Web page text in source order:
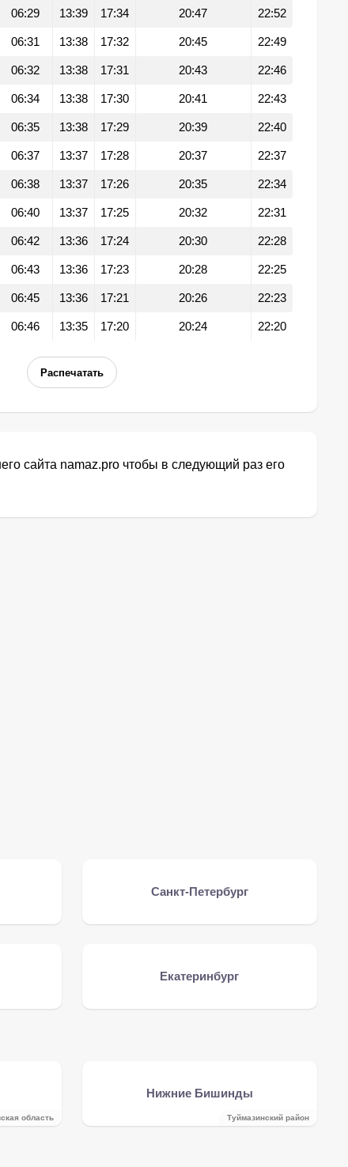
06:29 13:39 17:34 20:47 22:52
06:31 13:38 17:32 20:45 22:49
06:32 13:38 17:31 20:43 22:46
06:34 13:38 17:30 20:41 22:43
06:35 13:38 17:29 20:39 22:40
06:37 13:37 17:28 20:37 22:37
06:38 13:37 17:26 20:35 22:34
06:40 13:37 17:25 20:32 22:31
06:42 13:36 17:24 20:30 22:28
06:43 13:36 17:23 20:28 22:25
06:45 13:36 17:21 20:26 22:23
06:46 13:35 17:20 20:24 22:20
Распечатать
сайта namaz.pro чтобы в следующий раз его
Санкт-Петербург
Екатеринбург
область
Нижние Бишинды
Туймазинский район